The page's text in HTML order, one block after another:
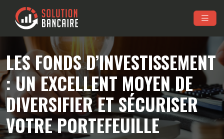
LES FONDS D’INVESTISSEMENT
: UN EXCELLENT MOYEN DE
DIVERSIFIER ET SÉCURISER
VOTRE PORTEFEUILLE